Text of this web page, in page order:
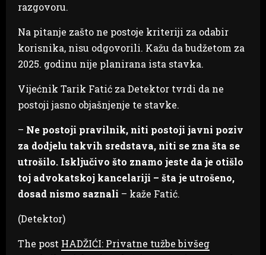
razgovoru.
Na pitanje zašto ne postoje kriteriji za odabir
korisnika, nisu odgovorili. Kažu da budžetom za
2025. godinu nije planirana ista stavka.
Vijećnik Tarik Fatić za Detektor tvrdi da ne
postoji jasno objašnjenje te stavke.
– Ne postoji pravilnik, niti postoji javni poziv
za dodjelu takvih sredstava, niti se zna šta se
utrošilo. Isključivo što znamo jeste da je otišlo
toj advokatskoj kancelariji – šta je utrošeno,
dosad nismo saznali – kaže Fatić.
(Detektor)
The post HADŽIĆI: Privatne tužbe bivšeg